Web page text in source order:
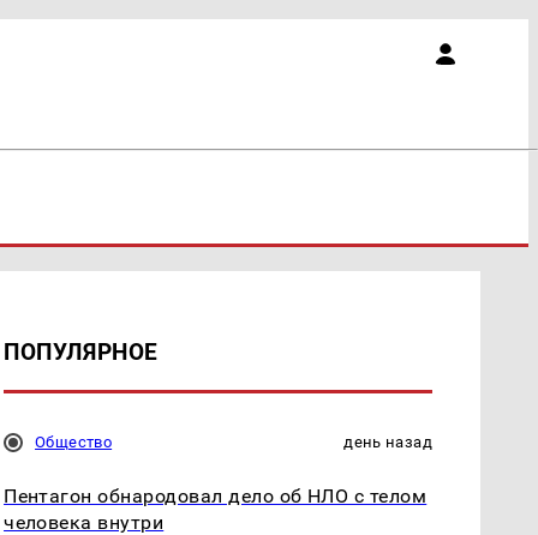
ПОПУЛЯРНОЕ
Общество день назад
Пентагон обнародовал дело об НЛО с телом
человека внутри